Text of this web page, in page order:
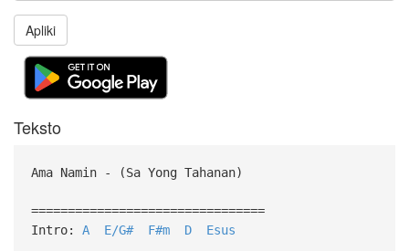
Apliki
Teksto
Ama Namin - (Sa Yong Tahanan)
================================
Intro: A E/G# F#m D Esus